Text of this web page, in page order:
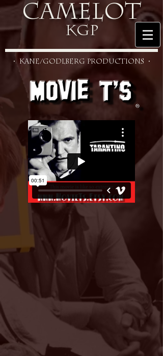
CAMELOT
KGP
• KANE/GODLBERG PRODUCTIONS •